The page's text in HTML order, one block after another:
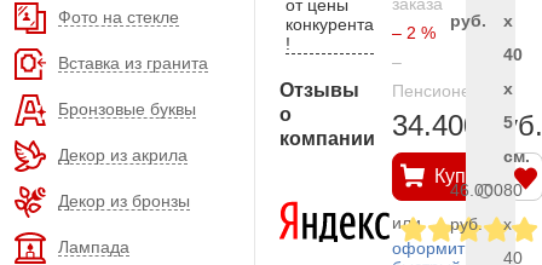
Фото на стекле
Вставка из гранита
Бронзовые буквы
Декор из акрила
Декор из бронзы
Лампада
от цены
конкурента
!
Отзывы
о
компании
– 2 %
–
Пенсионерам
34.400 руб.
Купить
или
оформить
руб.
x
40
x
5
см.
46.000
руб.
80
x
40